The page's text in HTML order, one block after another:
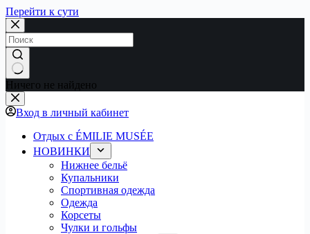
Перейти к сути
Ничего не найдено
Вход в личный кабинет
Отдых с ÉMILIE MUSÉE
НОВИНКИ
Нижнее бельё
Купальники
Спортивная одежда
Одежда
Корсеты
Чулки и гольфы